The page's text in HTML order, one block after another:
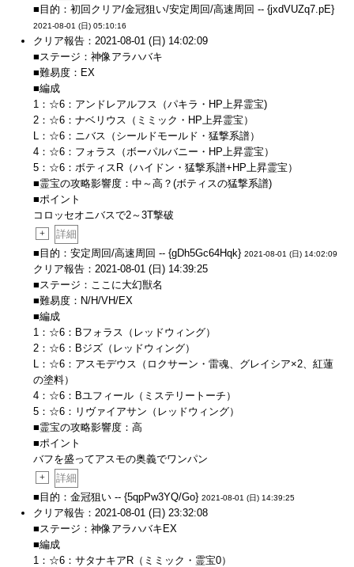
■目的：初回クリア/金冠狙い/安定周回/高速周回 -- {jxdVUZq7.pE}
2021-08-01 (日) 05:10:16
クリア報告：2021-08-01 (日) 14:02:09
■ステージ：神像アラハバキ
■難易度：EX
■編成
1：☆6：アンドレアルフス（パキラ・HP上昇霊宝)
2：☆6：ナベリウス（ミミック・HP上昇霊宝）
L：☆6：ニバス（シールドモールド・猛撃系譜）
4：☆6：フォラス（ボーパルバニー・HP上昇霊宝）
5：☆6：ボティスR（ハイドン・猛撃系譜+HP上昇霊宝）
■霊宝の攻略影響度：中～高？(ボティスの猛撃系譜)
■ポイント
コロッセオニバスで2～3T撃破
+
詳細
■目的：安定周回/高速周回 -- {gDh5Gc64Hqk} 2021-08-01 (日) 14:02:09
クリア報告：2021-08-01 (日) 14:39:25
■ステージ：ここに大幻獣名
■難易度：N/H/VH/EX
■編成
1：☆6：Bフォラス（レッドウィング）
2：☆6：Bジズ（レッドウィング）
L：☆6：アスモデウス（ロクサーン・雷魂、グレイシア×2、紅蓮
の塗料）
4：☆6：Bユフィール（ミステリートーチ）
5：☆6：リヴァイアサン（レッドウィング）
■霊宝の攻略影響度：高
■ポイント
バフを盛ってアスモの奥義でワンパン
+
詳細
■目的：金冠狙い -- {5qpPw3YQ/Go} 2021-08-01 (日) 14:39:25
クリア報告：2021-08-01 (日) 23:32:08
■ステージ：神像アラハバキEX
■編成
1：☆6：サタナキアR（ミミック・霊宝0）